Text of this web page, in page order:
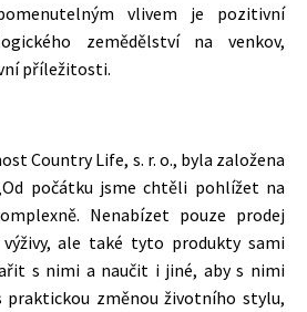
vlivem je pozitivní
zemědělství na venkov,
příležitosti.
Country Life, s. r. o., byla založena
počátku jsme chtěli pohlížet na
Nenabízet pouze prodej
ale také tyto produkty sami
s nimi a naučit i jiné, aby s nimi
praktickou změnou životního stylu,